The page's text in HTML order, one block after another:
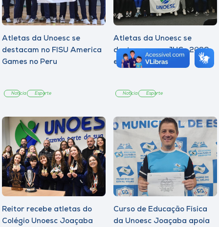
Atletas da Unoesc se
destacam no FISU America
Games no Peru
Notícia Esporte
Atletas da Unoesc se
destacam nos JUCs 2026
em Itajaí
Notícia Esporte
Reitor recebe atletas do
Colégio Unoesc Joaçaba
Curso de Educação Física
da Unoesc Joaçaba apoia